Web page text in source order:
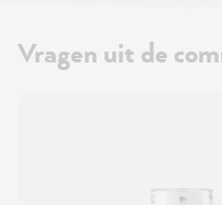
Vragen uit de